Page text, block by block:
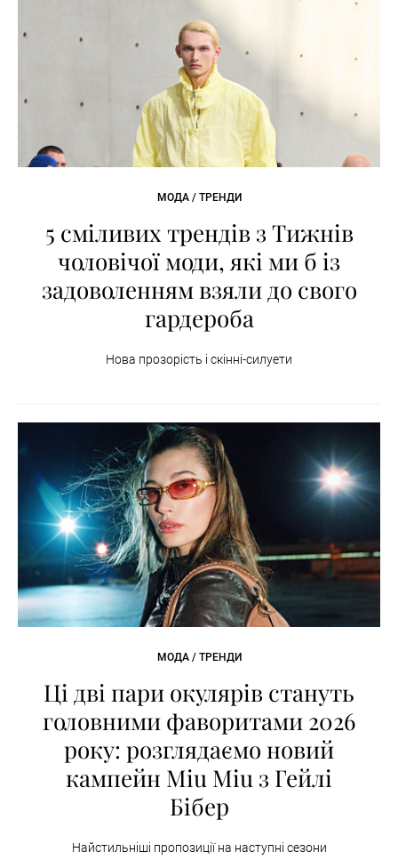
МОДА / ТРЕНДИ
5 сміливих трендів з Тижнів
чоловічої моди, які ми б із
задоволенням взяли до свого
гардероба
Нова прозорість і скінні-силуети
МОДА / ТРЕНДИ
Ці дві пари окулярів стануть
головними фаворитами 2026
року: розглядаємо новий
кампейн Miu Miu з Гейлі
Бібер
Найстильніші пропозиції на наступні сезони